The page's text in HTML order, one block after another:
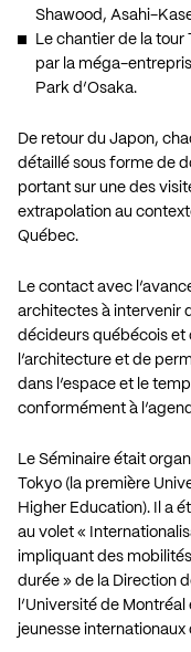
Shawood, Asahi-
Le chantier de la
par la méga-
Park d’Osaka.
De retour du Japon,
détaillé sous forme de
portant sur une des
extrapolation au
Québec.
Le contact avec
architectes à intervenir
décideurs québécois et
l’architecture et de
dans l’espace et le
conformément à
Le Séminaire était
Tokyo (la première
Higher Education). Il a
au volet «
impliquant des
durée » de la Direction
l’Université de
jeunesse internationaux